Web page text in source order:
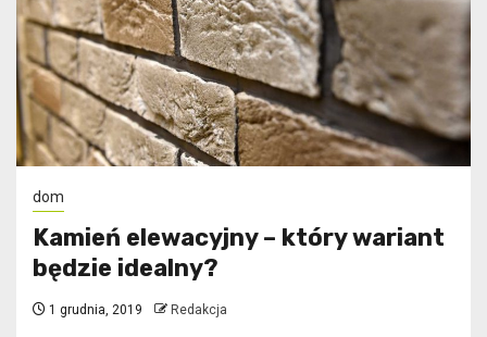
dom
Kamień elewacyjny – który wariant
będzie idealny?
1 grudnia, 2019 Redakcja